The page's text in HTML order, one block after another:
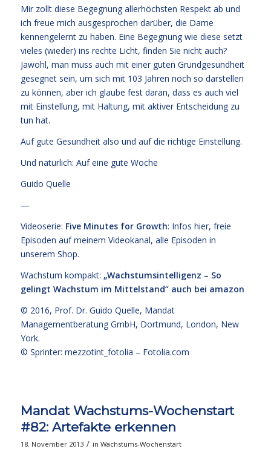
Mir zollt diese Begegnung allerhöchsten Respekt ab und
ich freue mich ausgesprochen darüber, die Dame
kennengelernt zu haben. Eine Begegnung wie diese setzt
vieles (wieder) ins rechte Licht, finden Sie nicht auch?
Jawohl, man muss auch mit einer guten Grundgesundheit
gesegnet sein, um sich mit 103 Jahren noch so darstellen
zu können, aber ich glaube fest daran, dass es auch viel
mit Einstellung, mit Haltung, mit aktiver Entscheidung zu
tun hat.
Auf gute Gesundheit also und auf die richtige Einstellung.
Und natürlich: Auf eine gute Woche
Guido Quelle
—
Videoserie: Five Minutes for Growth: Infos hier, freie
Episoden auf meinem Videokanal, alle Episoden in
unserem Shop.
Wachstum kompakt: „Wachstumsintelligenz – So
gelingt Wachstum im Mittelstand“ auch bei amazon
© 2016, Prof. Dr. Guido Quelle, Mandat
Managementberatung GmbH, Dortmund, London, New
York.
© Sprinter: mezzotint_fotolia – Fotolia.com
Mandat Wachstums-Wochenstart
#82: Artefakte erkennen
18. November 2013 / in Wachstums-Wochenstart